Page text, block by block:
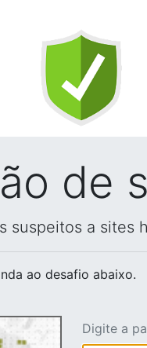
de
suspeitos a sites
ao desafio abaixo.
Digite a